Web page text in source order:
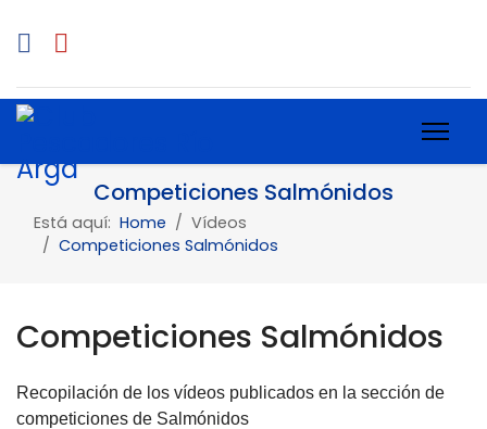
Competiciones Salmónidos
Está aquí: Home
Vídeos
Competiciones Salmónidos
Competiciones Salmónidos
Recopilación de los vídeos publicados en la sección de
competiciones de Salmónidos